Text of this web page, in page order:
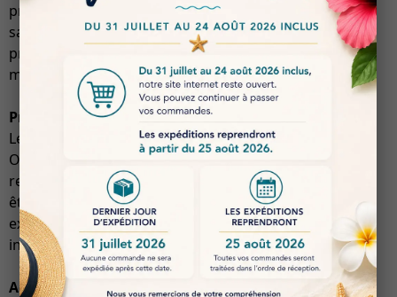
praticiens peuvent ainsi travailler en toute confiance,
sachant que le matériau ne se déformera pas sous
pression, ce qui est crucial lors de la création de
modèles dentaires.
Propriétés de Modelage Supérieures
Les
meilleures propriétés de modelage
Optima permettent une précision inégalée dans la
reproduction des détails anatomiques. Sa capacité à
être façonnée facilement tout en maintenant une
excellente définition des contours en fait un outil
indispensable pour les prothésistes dentaires.
Adaptabilité Saisonnière